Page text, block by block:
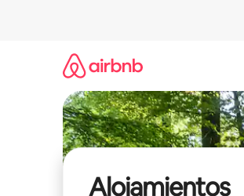
Alojamientos